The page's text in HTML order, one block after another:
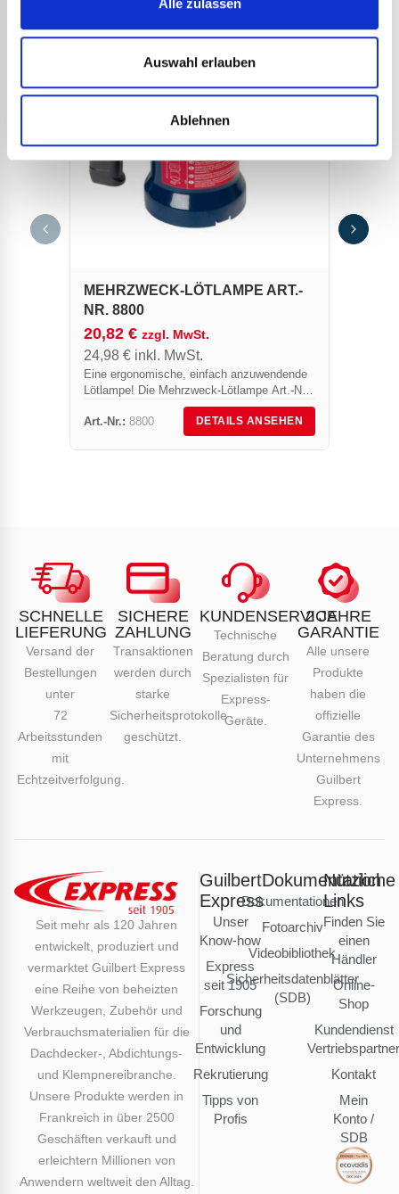
Alle zulassen
Auswahl erlauben
Ablehnen
MEHRZWECK-LÖTLAMPE ART.-
NR. 8800
20,82 € zzgl. MwSt.
24,98 € inkl. MwSt.
Eine ergonomische, einfach anzuwendende
Lötlampe! Die Mehrzweck-Lötlampe Art.-Nr.
8800 wurde für das Löten von Kupfer und
Messing entworfen. Sie ist ein besonders
praktisches und einfach...
Art.-Nr.: 8800 DETAILS ANSEHEN
SCHNELLE
LIEFERUNG
Versand der
Bestellungen
unter
72
Arbeitsstunden
mit
Echtzeitverfolgung.
SICHERE
ZAHLUNG
Transaktionen
werden durch
starke
Sicherheitsprotokolle
geschützt.
KUNDENSERVICE
Technische
Beratung durch
Spezialisten für
Express-
Geräte.
2 JAHRE
GARANTIE
Alle unsere
Produkte
haben die
offizielle
Garantie des
Unternehmens
Guilbert
Express.
Seit mehr als 120 Jahren
entwickelt, produziert und
vermarktet Guilbert Express
eine Reihe von beheizten
Werkzeugen, Zubehör und
Verbrauchsmaterialien für die
Dachdecker-, Abdichtungs-
und Klempnereibranche.
Unsere Produkte werden in
Frankreich in über 2500
Geschäften verkauft und
erleichtern Millionen von
Anwendern weltweit den Alltag.
Guilbert
Express
Unser
Know-how
Express
seit 1905
Forschung
und
Entwicklung
Rekrutierung
Tipps von
Profis
Dokumentation
Dokumentationen
Fotoarchiv
Videobibliothek
Sicherheitsdatenblätter
(SDB)
Nützliche
Links
Finden Sie
einen
Händler
Online-
Shop
Kundendienst
Kontakt
Mein
Konto /
SDB